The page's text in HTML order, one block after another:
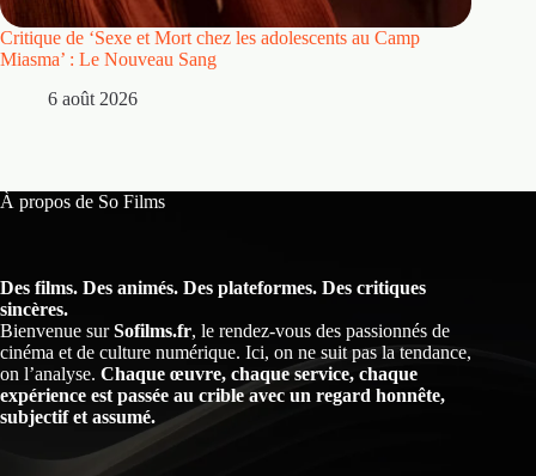
Critique de ‘Sexe et Mort chez les adolescents au Camp
Miasma’ : Le Nouveau Sang
6 août 2026
À propos de So Films
Des films. Des animés. Des plateformes. Des critiques
sincères.
Bienvenue surSofilms.fr, le rendez-vous des passionnés de
cinéma et de culture numérique. Ici, on ne suit pas la tendance,
on l’analyse. Chaque œuvre, chaque service, chaque
expérience est passée au crible avec un regard honnête,
subjectif et assumé.